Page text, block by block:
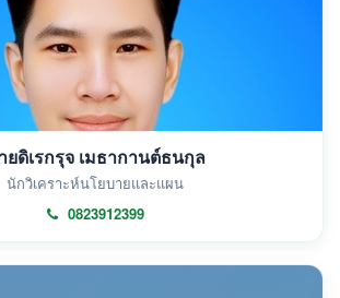
ยดิเรกรุจ เมธากานต์ธนกุล
นักวิเคราะห์นโยบายและแผน
0823912399